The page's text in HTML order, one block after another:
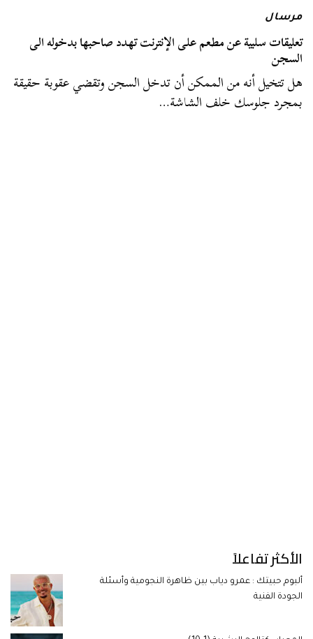
مرسال
تعليقات سلبية عن مطعم على الإنترنت تهدد صاحبها بدخوله الى
السجن
هل تتخيل أنه من الممكن أن تدخل السجن وتقضي عقوبة حقيقة
بمجرد جلوسك خلف الشاشة…
الأكثر تفاعلاً
ألبوم حبيتك : عمرو دياب بين ظاهرة النجومية وأسئلة
الجودة الفنية